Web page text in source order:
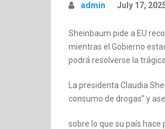
admin July 17,
Sheinbaum pide a EU
mientras el Gobierno
podrá resolverse la
La presidenta Claudia
consumo de drogas” y
sobre lo que su país